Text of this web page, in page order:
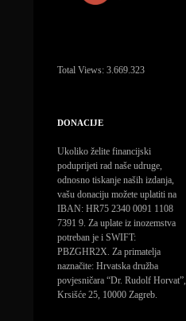
Total Views: 3.669.323
DONACIJE
Ukoliko želite financijski
poduprijeti rad naše udruge,
odnosno tiskanje naših izdanja,
vašu donaciju možete uplatiti na
IBAN: HR75 2340 0091 1108
7391 9. Za uplate iz inozemstva
potreban je i SWIFT:
PBZGHR2X. Za primatelja
naznačite: Hrvatska družba
povjesničara “Dr. Rudolf Horvat”,
Krsišće 25, 10000 Zagreb.